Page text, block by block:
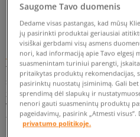
GRĮŽTI
Converse Pro Leather – būk pro!
Tikra miesto išvaizdos
sneakerhead‘o, kuris
žvaigžde, puošiančio vieną iš
Vyriški ir moteriški šio prekės
tik savo puikiu dizainu bei
už laikui nepavaldų dizainą,
Saugome Tavo duomenis
Dedame visas pastangas, kad mūsų
jų pasirinkti produktai geriausiai
visiškai gerbdami visų asmens
nori, kad informaciją apie Tavo elgesį
suasmenintam turiniui parengti,
pritaikytas produktų rekomendacijas,
pasirinktų nuostatų įsiminimą. Gali
sprendimą dėl slapukų ir
nenori gauti suasmenintų produktų
pageidavimų, pasirink „Atmesti
privatumo politikoje.